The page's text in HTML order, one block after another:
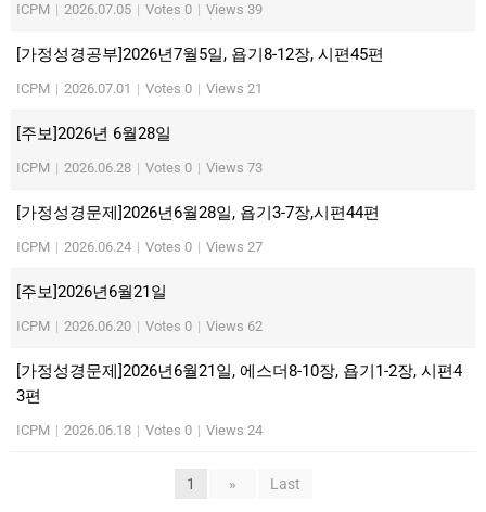
ICPM | 2026.07.05 | Votes 0 | Views 39
[가정성경공부]2026년7월5일, 욥기8-12장, 시편45편
ICPM | 2026.07.01 | Votes 0 | Views 21
[주보]2026년 6월28일
ICPM | 2026.06.28 | Votes 0 | Views 73
[가정성경문제]2026년6월28일, 욥기3-7장,시편44편
ICPM | 2026.06.24 | Votes 0 | Views 27
[주보]2026년6월21일
ICPM | 2026.06.20 | Votes 0 | Views 62
[가정성경문제]2026년6월21일, 에스더8-10장, 욥기1-2장, 시편4
3편
ICPM | 2026.06.18 | Votes 0 | Views 24
1 » Last